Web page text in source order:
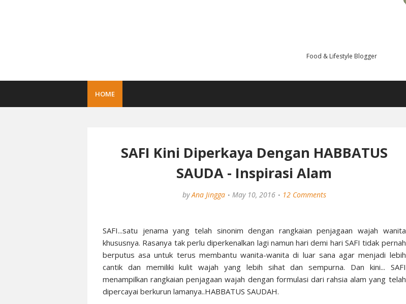
Food & Lifestyle Blogger
HOME
SAFI Kini Diperkaya Dengan HABBATUS
SAUDA - Inspirasi Alam
by Ana Jingga May 10, 2016 12 Comments
SAFI...satu jenama yang telah sinonim dengan rangkaian penjagaan wajah wanita
khususnya. Rasanya tak perlu diperkenalkan lagi namun hari demi hari SAFI tidak pernah
berputus asa untuk terus membantu wanita-wanita di luar sana agar menjadi lebih
cantik dan memiliki kulit wajah yang lebih sihat dan sempurna. Dan kini... SAFI
menampilkan rangkaian penjagaan wajah dengan formulasi dari rahsia alam yang telah
dipercayai berkurun lamanya..HABBATUS SAUDAH.